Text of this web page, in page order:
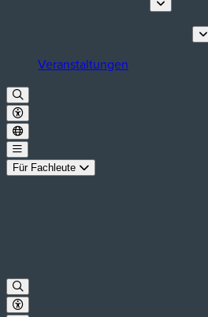
Veranstaltungen
Für Fachleute